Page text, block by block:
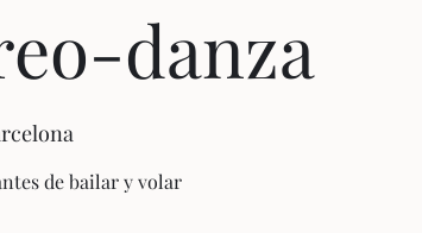
danza
de bailar y volar